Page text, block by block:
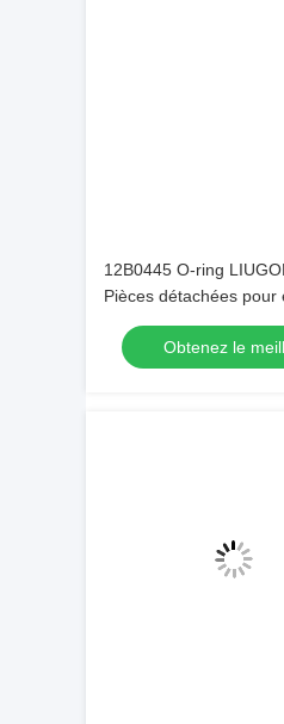
12B0445 O-ring
Pièces détachées pour
Obtenez le